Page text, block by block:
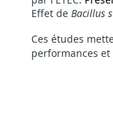
Effet de Bacillus
Ces études
performances et